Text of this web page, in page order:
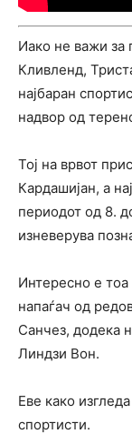
Иако не важи за
Кливленд,
најбаран
надвор од
Тој на врвот
Кардашијан, а
периодот од 8.
изневерува
Интересно е
напаѓач од
Санчез, додека
Линдзи Вон.
Еве како
спортисти.